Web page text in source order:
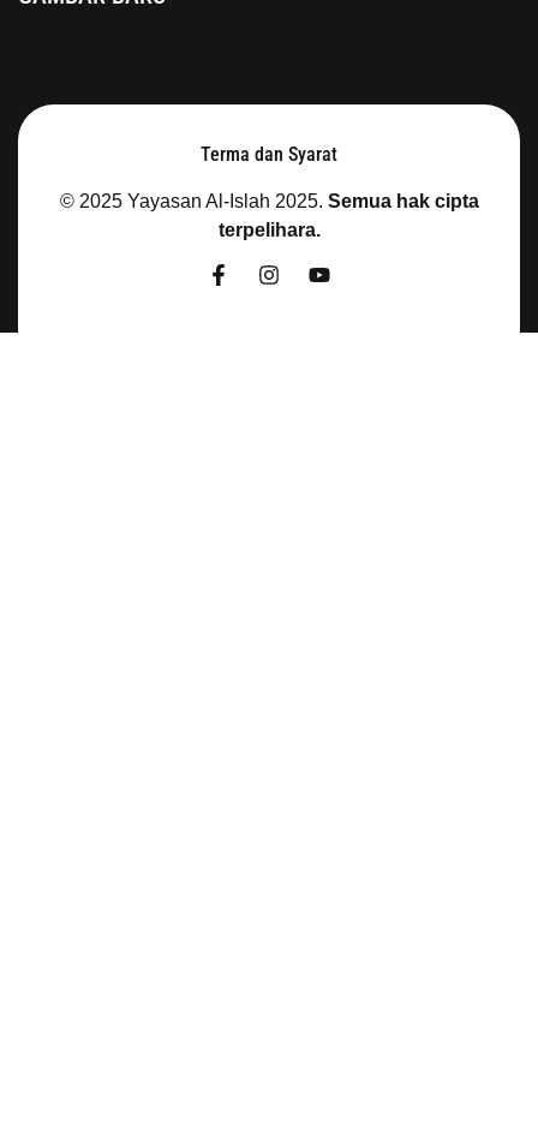
Terma dan Syarat
© 2025 Yayasan Al-Islah 2025. Semua hak cipta
terpelihara.